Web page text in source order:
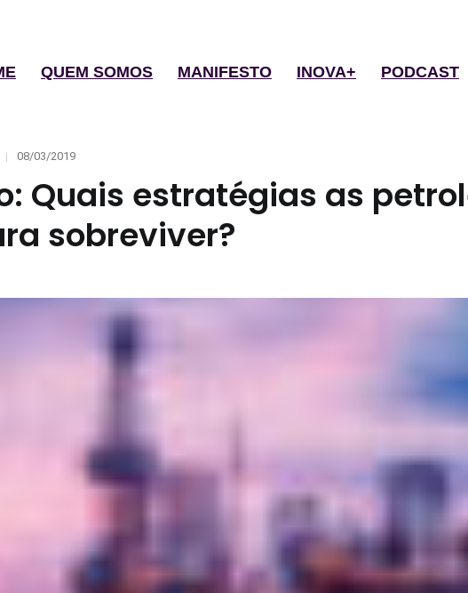
QUEM SOMOS MANIFESTO INOVA+ PODCAST
Posted
08/03/2019
Quais estratégias as
sobreviver?